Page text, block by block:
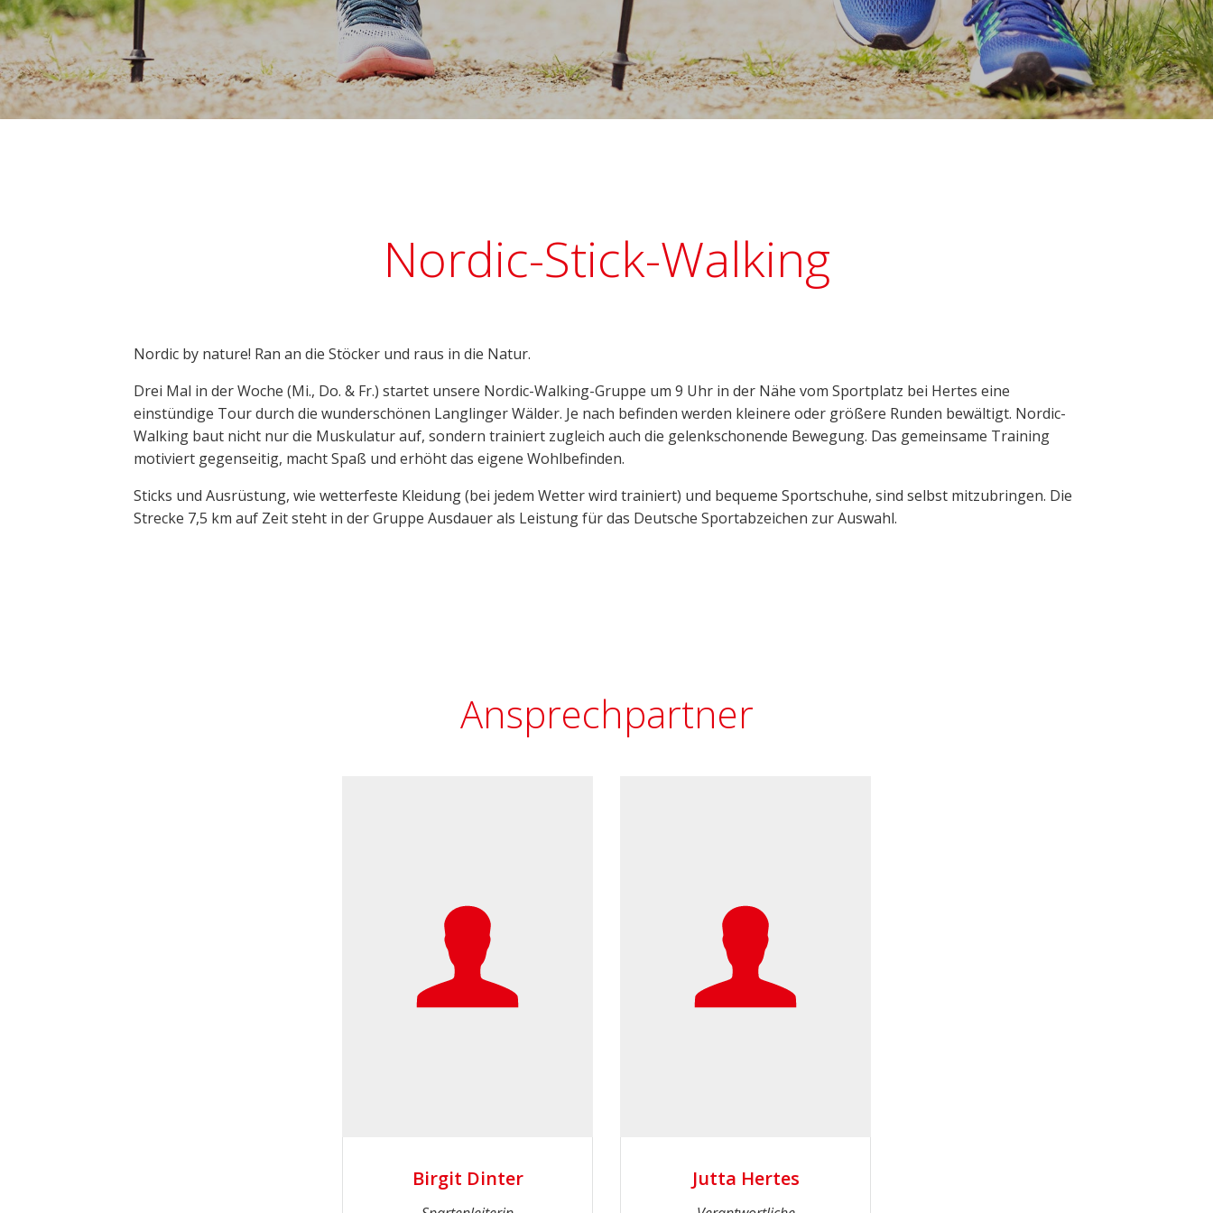
Nordic-Stick-Walking
Nordic by nature! Ran an die Stöcker und raus in die Natur.
Drei Mal in der Woche (Mi., Do. & Fr.) startet unsere Nordic-Walking-Gruppe um 9 Uhr in der Nähe vom Sportplatz bei Hertes eine
einstündige Tour durch die wunderschönen Langlinger Wälder. Je nach befinden werden kleinere oder größere Runden bewältigt. Nordic-
Walking baut nicht nur die Muskulatur auf, sondern trainiert zugleich auch die gelenkschonende Bewegung. Das gemeinsame Training
motiviert gegenseitig, macht Spaß und erhöht das eigene Wohlbefinden.
Sticks und Ausrüstung, wie wetterfeste Kleidung (bei jedem Wetter wird trainiert) und bequeme Sportschuhe, sind selbst mitzubringen. Die
Strecke 7,5 km auf Zeit steht in der Gruppe Ausdauer als Leistung für das Deutsche Sportabzeichen zur Auswahl.
Ansprechpartner
Birgit Dinter Jutta Hertes